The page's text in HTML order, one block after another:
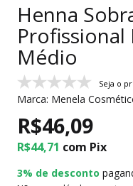
Henna
Profissional
Médio
Seja o
Marca: Menela
R$46,09
R$44,71 com Pix
3% de desconto